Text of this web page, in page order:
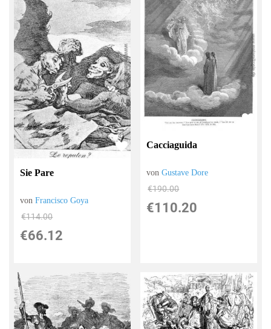
Sie Pare
vonFrancisco Goya
€114.00
€66.12
Cacciaguida
vonGustave Dore
€190.00
€110.20